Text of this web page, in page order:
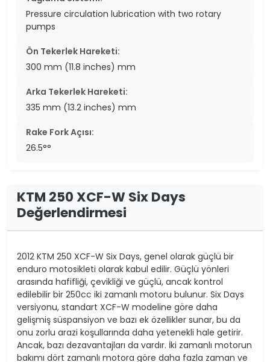
Pressure circulation lubrication with two rotary
pumps
Ön Tekerlek Hareketi:
300 mm (11.8 inches) mm
Arka Tekerlek Hareketi:
335 mm (13.2 inches) mm
Rake Fork Açısı:
26.5°°
KTM 250 XCF-W Six Days
Değerlendirmesi
2012 KTM 250 XCF-W Six Days, genel olarak güçlü bir
enduro motosikleti olarak kabul edilir. Güçlü yönleri
arasında hafifliği, çevikliği ve güçlü, ancak kontrol
edilebilir bir 250cc iki zamanlı motoru bulunur. Six Days
versiyonu, standart XCF-W modeline göre daha
gelişmiş süspansiyon ve bazı ek özellikler sunar, bu da
onu zorlu arazi koşullarında daha yetenekli hale getirir.
Ancak, bazı dezavantajları da vardır. İki zamanlı motorun
bakımı dört zamanlı motora göre daha fazla zaman ve